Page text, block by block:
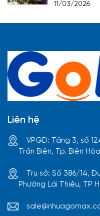
11/03/2026
Liên hệ
VPGD: Tầng 3, số
Trấn Biên, Tp. Biên
Trụ sở: Số 386/14,
Phường Lái Thiêu, TP